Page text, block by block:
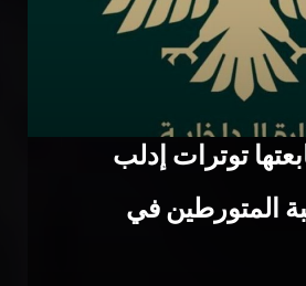
توترات إدلب
المتورطين في